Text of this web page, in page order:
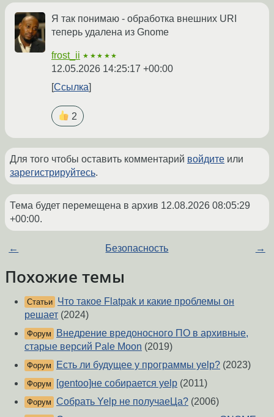
Я так понимаю - обработка внешних URI
теперь удалена из Gnome
frost_ii ★★★★★
12.05.2026 14:25:17 +00:00
Ссылка
2
Для того чтобы оставить комментарий войдите или
зарегистрируйтесь.
Тема будет перемещена в архив 12.08.2026 08:05:29
+00:00.
← Безопасность →
Похожие темы
Статьи Что такое Flatpak и какие проблемы он
решает (2024)
Форум
Внедрение вредоносного ПО в архивные,
старые версий Pale Moon (2019)
Форум Есть ли будущее у программы yelp? (2023)
Форум [gentoo]не собирается yelp (2011)
Форум Собрать Yelp не получаеЦа? (2006)